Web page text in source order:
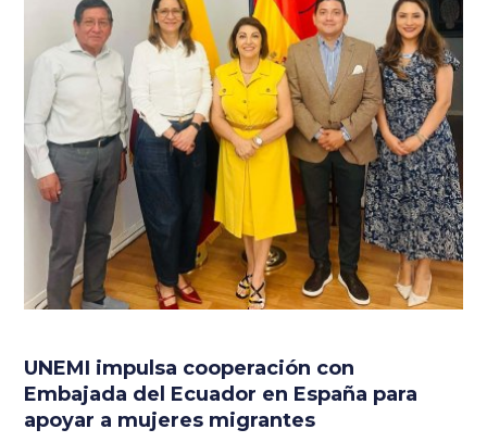
UNEMI impulsa cooperación con
Embajada del Ecuador en España para
apoyar a mujeres migrantes